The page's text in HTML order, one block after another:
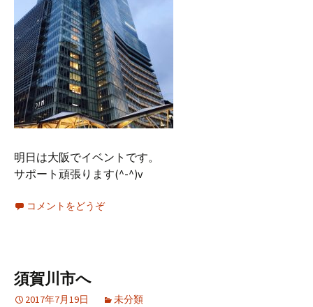
明日は大阪でイベントです。
サポート頑張ります(^-^)v
コメントをどうぞ
須賀川市へ
2017年7月19日 未分類